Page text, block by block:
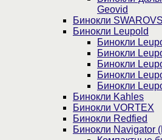
Geovid
Бинокли
Бинокли Leupold
Бинокли
Бинокли
Бинокли
Бинокли
Бинокли
Бинокли Kahles
Бинокли VORTEX
Бинокли Redfied
Бинокли Navigator